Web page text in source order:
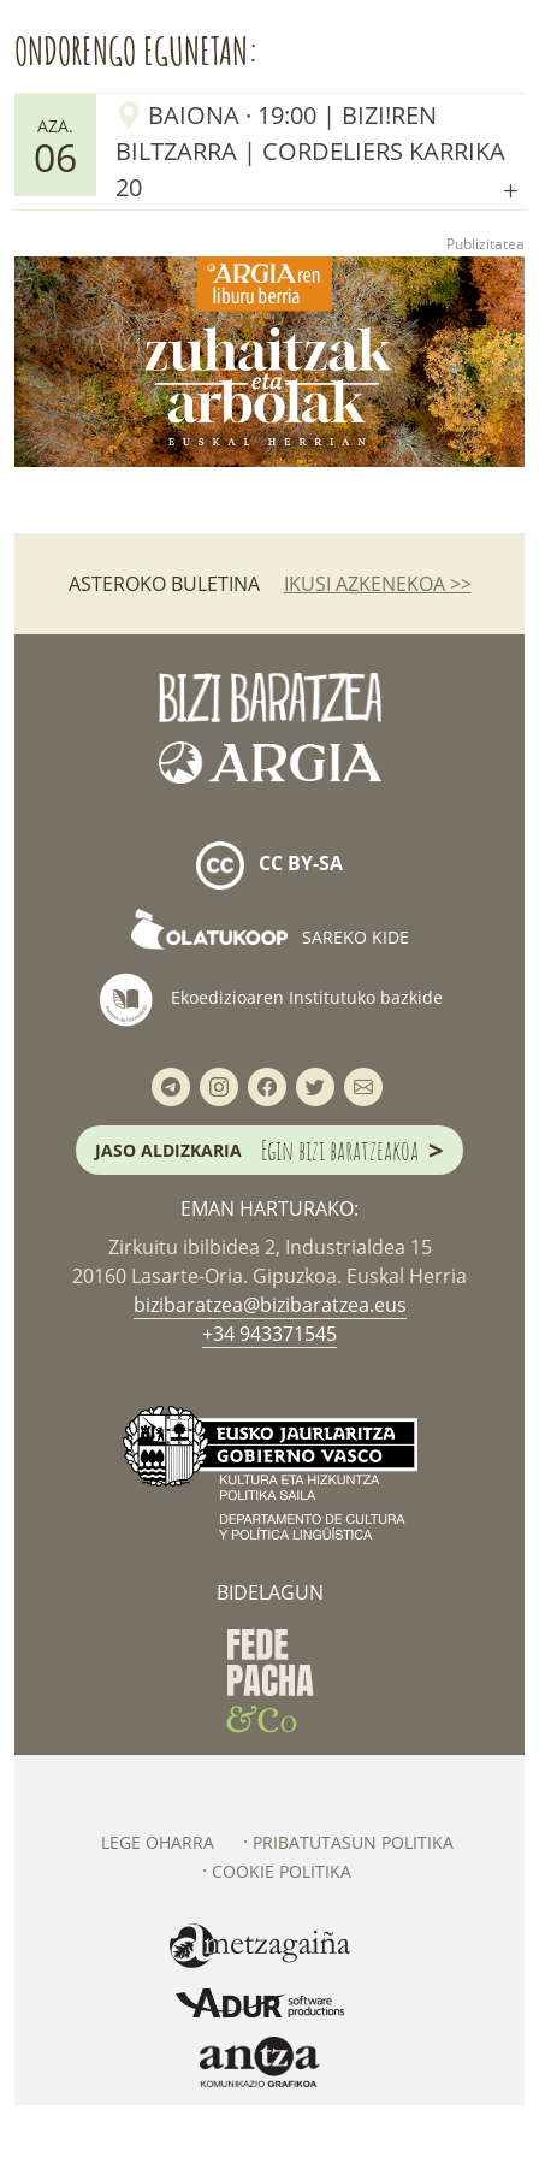
ONDORENGO EGUNETAN:
AZA.
06
BAIONA · 19:00 | BIZI!REN
BILTZARRA | CORDELIERS KARRIKA
20
ASTEROKO BULETINA IKUSI AZKENEKOA >>
CC BY-SA
SAREKO KIDE
Ekoedizioaren Institutuko bazkide
JASO ALDIZKARIA Egin bizi baratzeakoa >
EMAN HARTURAKO:
Zirkuitu ibilbidea 2, Industrialdea 15
20160 Lasarte-Oria. Gipuzkoa. Euskal Herria
bizibaratzea@bizibaratzea.eus
+34 943371545
BIDELAGUN
LEGE OHARRA
PRIBATUTASUN POLITIKA
COOKIE POLITIKA